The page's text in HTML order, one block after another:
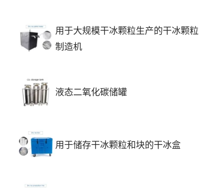
用于大规模干冰颗粒生产的干冰颗粒
制造机
液态二氧化碳储罐
用于储存干冰颗粒和块的干冰盒